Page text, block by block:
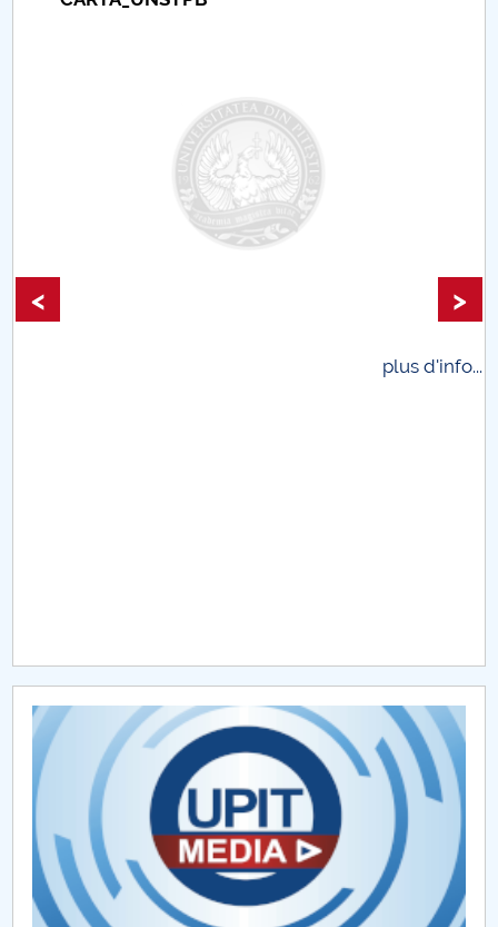
Hotărâri Senat din 28 octombrie 2013
Hotărâri Senat din 12 decembrie 2013
< >